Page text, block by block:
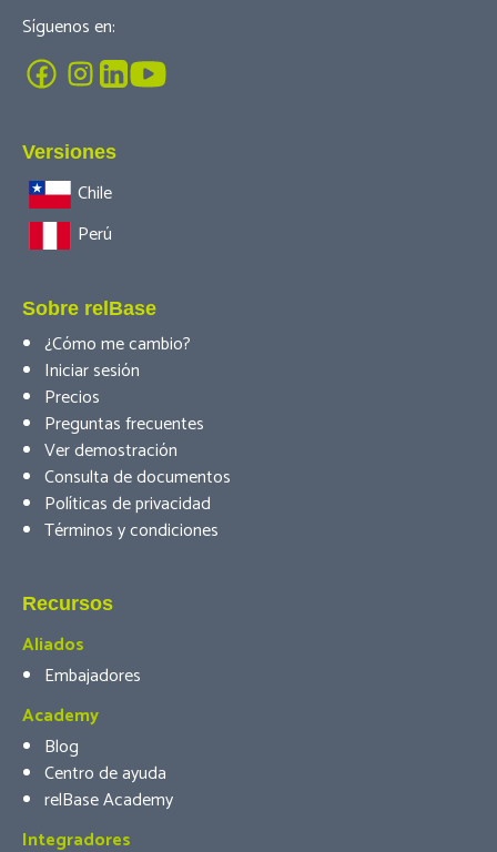
Síguenos en:
Versiones
Chile
Perú
Sobre relBase
¿Cómo me cambio?
Iniciar sesión
Precios
Preguntas frecuentes
Ver demostración
Consulta de documentos
Políticas de privacidad
Términos y condiciones
Recursos
Aliados
Embajadores
Academy
Blog
Centro de ayuda
relBase Academy
Integradores